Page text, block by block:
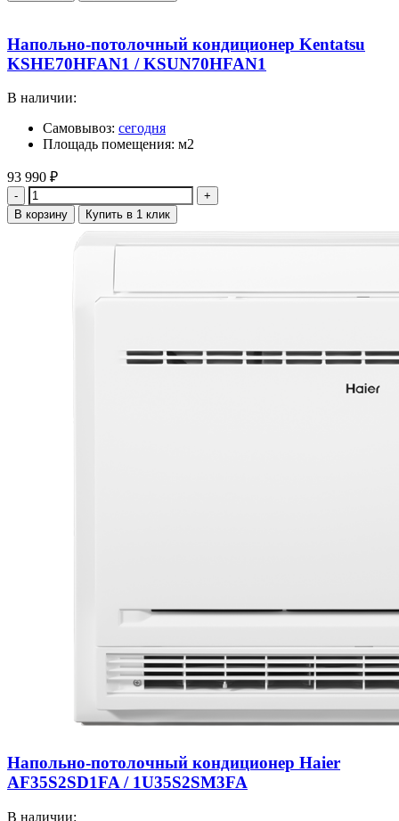
Напольно-потолочный кондиционер Kentatsu
KSHE70HFAN1 / KSUN70HFAN1
В наличии:
Самовывоз: сегодня
Площадь помещения: м2
93 990 ₽
Количество
В корзину Купить в 1 клик
Напольно-потолочный кондиционер Haier
AF35S2SD1FA / 1U35S2SM3FA
В наличии: